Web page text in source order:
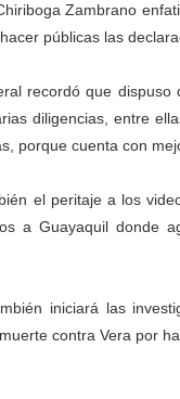
Zambrano
públicas las
recordó que
diligencias, entre
porque cuenta con
el peritaje a los
a Guayaquil donde
iniciará las
contra Vera por